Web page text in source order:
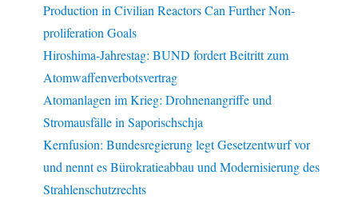
Production in Civilian Reactors Can Further Non-
proliferation Goals
Hiroshima-Jahrestag: BUND fordert Beitritt zum
Atomwaffenverbotsvertrag
Atomanlagen im Krieg: Drohnenangriffe und
Stromausfälle in Saporischschja
Kernfusion: Bundesregierung legt Gesetzentwurf vor
und nennt es Bürokratieabbau und Modernisierung des
Strahlenschutzrechts